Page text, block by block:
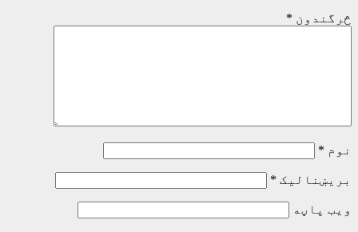
څرگندون *
نوم *
بریښنالیک *
ویب پاڼه